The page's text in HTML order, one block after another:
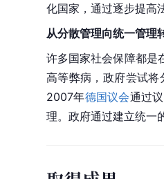
化国家，通过逐步提高
从分散管理向统一管理
许多国家社会保障都是
高等弊病，政府尝试
2007年德国议会通过
理。政府通过建立统一